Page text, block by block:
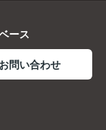
ース
問い合わせ